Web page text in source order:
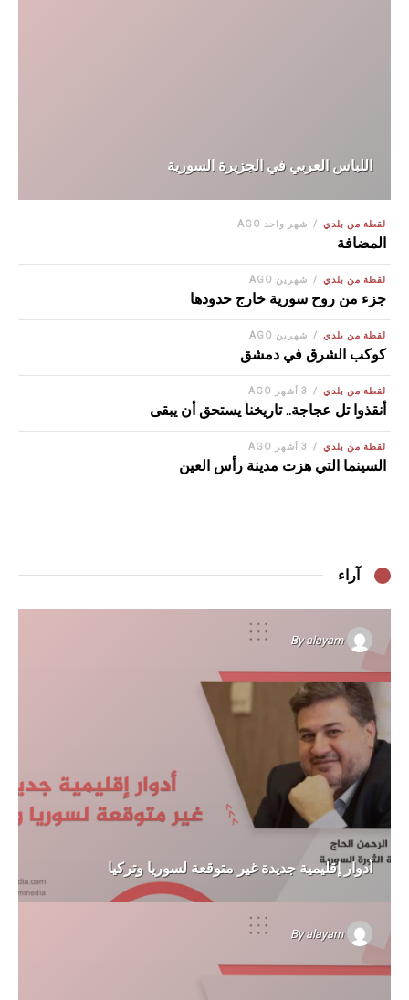
اللباس العربي في الجزيرة السورية
لقطة من بلدي شهر واحد AGO
المضافة
لقطة من بلدي شهرين AGO
جزء من روح سورية خارج حدودها
لقطة من بلدي شهرين AGO
كوكب الشرق في دمشق
لقطة من بلدي
أنقذوا تل عجاجة.. تاريخنا يستحق أن يبقى
لقطة من بلدي
السينما التي هزت مدينة رأس العين
آراء
Byalayam
أدوار إقليمية جديدة غير متوقعة لسوريا وتركيا
Byalayam